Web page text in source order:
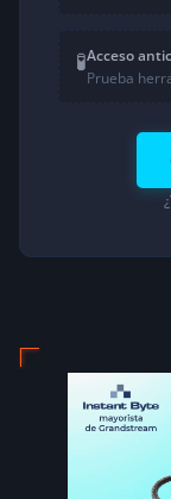
🧪Acceso
Prueba